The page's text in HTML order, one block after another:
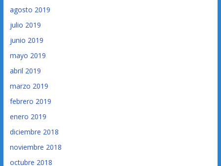
agosto 2019
julio 2019
junio 2019
mayo 2019
abril 2019
marzo 2019
febrero 2019
enero 2019
diciembre 2018
noviembre 2018
octubre 2018